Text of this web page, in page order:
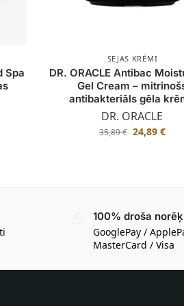
Spa
SEJAS KRĒMI
DR. ORACLE Antibac
Gel Cream –
antibakteriāls gēla
DR. ORACLE
35,89€ 24,89 €
100% droša
GooglePay /
MasterCard / Visa